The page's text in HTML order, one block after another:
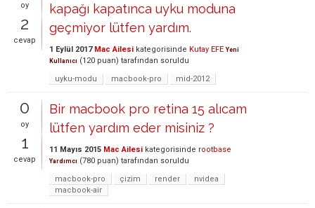
oy
2
cevap
kapağı kapatınca uyku moduna
geçmiyor lütfen yardım.
1 Eylül 2017 Mac Ailesi kategorisinde Kutay EFE Yeni
Kullanıcı (120 puan) tarafından soruldu
uyku-modu
macbook-pro mid-2012
0
oy
1
cevap
Bir macbook pro retina 15 alıcam
lütfen yardım eder misiniz ?
11 Mayıs 2015 Mac Ailesi kategorisinde rootbase
Yardımcı (780 puan) tarafından soruldu
macbook-pro
çizim render
nvidea
macbook-air